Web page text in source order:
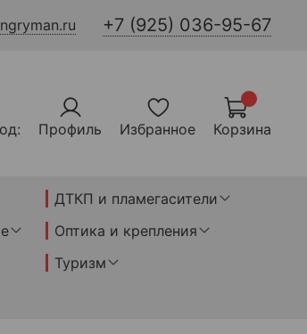
+7 (925) 036-95-67
Профиль Избранное Корзина
ДТКП и пламегасители
Оптика и крепления
Туризм